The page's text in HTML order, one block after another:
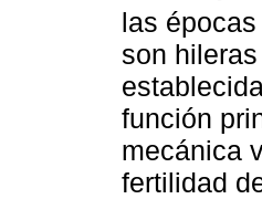
las
son
función
mecánica
fertilidad